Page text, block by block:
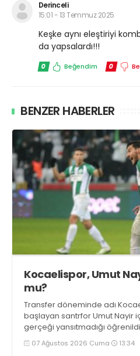
Derinceli
15:01 - 13 Temmuz 2025
Keşke aynı eleştiriyi
da yapsalardı!!!
0 Beğendim 0
BENZER HABERLER
Kocaelispor, Umut
mu?
Transfer döneminde adı
başlayan santrfor Umut Nayir
gerçeği yansıtmadığı
07 Ağustos 2026 Cuma 13:34